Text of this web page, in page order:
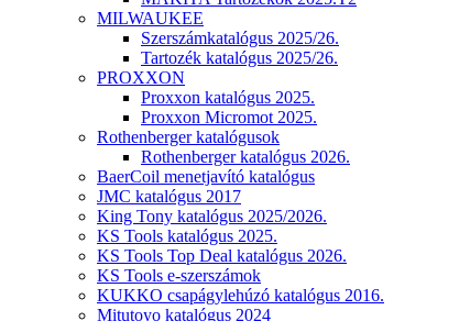
MILWAUKEE
Szerszámkatalógus 2025/26.
Tartozék katalógus 2025/26.
PROXXON
Proxxon katalógus 2025.
Proxxon Micromot 2025.
Rothenberger katalógusok
Rothenberger katalógus 2026.
BaerCoil menetjavító katalógus
JMC katalógus 2017
King Tony katalógus 2025/2026.
KS Tools katalógus 2025.
KS Tools Top Deal katalógus 2026.
KS Tools e-szerszámok
KUKKO csapágylehúzó katalógus 2016.
Mitutoyo katalógus 2024